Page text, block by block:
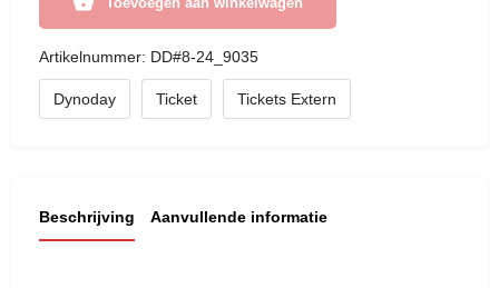
Artikelnummer: DD#8-24_9035
Dynoday Ticket Tickets Extern
Beschrijving Aanvullende informatie